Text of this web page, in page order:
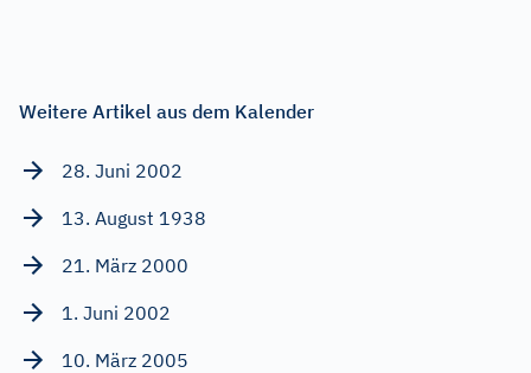
Weitere Artikel aus dem Kalender
28. Juni 2002
13. August 1938
21. März 2000
1. Juni 2002
10. März 2005